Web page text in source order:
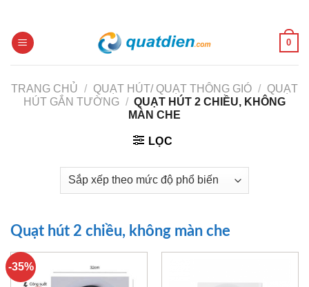
content
0
TRANG CHỦ / QUẠT HÚT/ QUẠT THÔNG GIÓ /
QUẠT
HÚT GẮN TƯỜNG / QUẠT HÚT 2 CHIỀU, KHÔNG
MÀN CHE
LỌC
Quạt hút 2 chiều, không màn che
-35%